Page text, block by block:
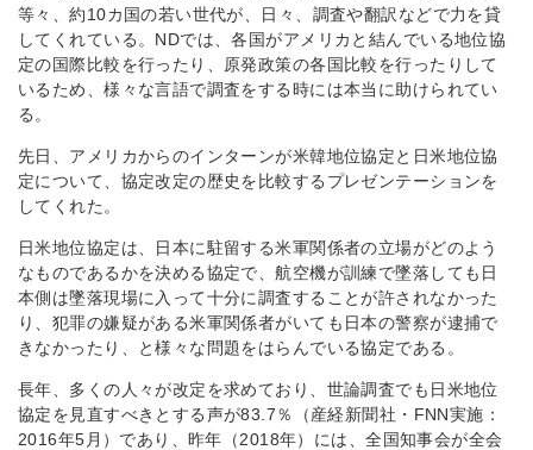
等々、約10カ国の若い世代が、日々、調査や翻訳などで力を貸
してくれている。NDでは、各国がアメリカと結んでいる地位協
定の国際比較を行ったり、原発政策の各国比較を行ったりして
いるため、様々な言語で調査をする時には本当に助けられてい
る。
先日、アメリカからのインターンが米韓地位協定と日米地位協
定について、協定改定の歴史を比較するプレゼンテーションを
してくれた。
日米地位協定は、日本に駐留する米軍関係者の立場がどのよう
なものであるかを決める協定で、航空機が訓練で墜落しても日
本側は墜落現場に入って十分に調査することが許されなかった
り、犯罪の嫌疑がある米軍関係者がいても日本の警察が逮捕で
きなかったり、と様々な問題をはらんでいる協定である。
長年、多くの人々が改定を求めており、世論調査でも日米地位
協定を見直すべきとする声が83.7％（産経新聞社・FNN実施：
2016年5月）であり、昨年（2018年）には、全国知事会が全会